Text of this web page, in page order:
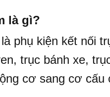
là gì?
phụ kiện kết nối
trục bánh xe,
cơ sang cơ cấu